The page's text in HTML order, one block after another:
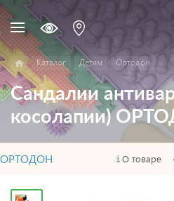
Каталог Детям Ортодон
Сандалии
косолапии)
ОРТОДОН О товаре